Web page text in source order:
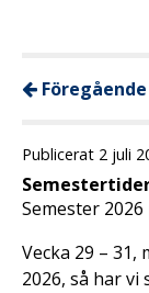
Föregående
Publicerat 2 juli
Semester
Vecka 29 –
2026, så har vi